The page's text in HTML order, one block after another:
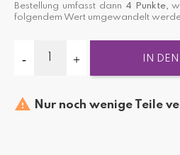
Bestellung umfasst dann 4 Punkte,
folgendem Wert umgewandelt
IN
 Nur noch wenige Teile